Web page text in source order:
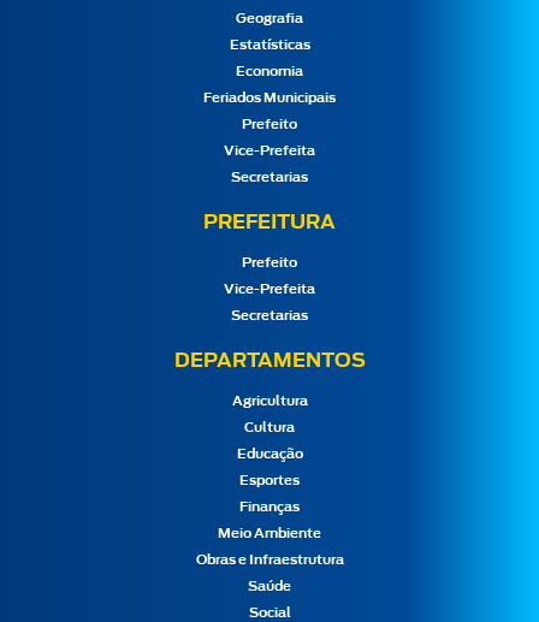
Geografia
Estatísticas
Economia
Feriados Municipais
Prefeito
Vice-Prefeita
Secretarias
PREFEITURA
Prefeito
Vice-Prefeita
Secretarias
DEPARTAMENTOS
Agricultura
Cultura
Educação
Esportes
Finanças
Meio Ambiente
Obras e Infraestrutura
Saúde
Social